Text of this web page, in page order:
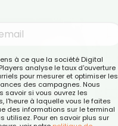
à ce que la société Digital
analyse le taux d'ouverture
pour mesurer et optimiser les
des campagnes. Nous
savoir si vous ouvrez les
l'heure à laquelle vous le faites
des informations sur le terminal
utilisez. Pour en savoir plus sur